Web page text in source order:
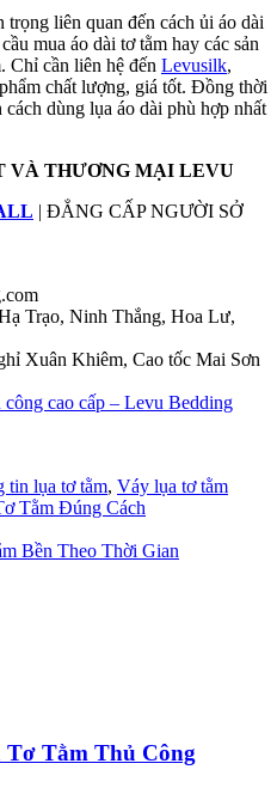
liên quan đến cách ủi áo dài
mua áo dài tơ tằm hay các sản
Chỉ cần liên hệ đến Levusilk,
chất lượng, giá tốt. Đồng thời
dùng lụa áo dài phù hợp nhất
VÀ THƯƠNG MẠI LEVU
| ĐẲNG CẤP NGƯỜI SỞ
Trạo, Ninh Thắng, Hoa Lư,
Xuân Khiêm, Cao tốc Mai Sơn
công cao cấp – Levu Bedding
tin lụa tơ tằm, Váy lụa tơ tằm
Tằm Đúng Cách
Bền Theo Thời Gian
Tơ Tằm Thủ Công